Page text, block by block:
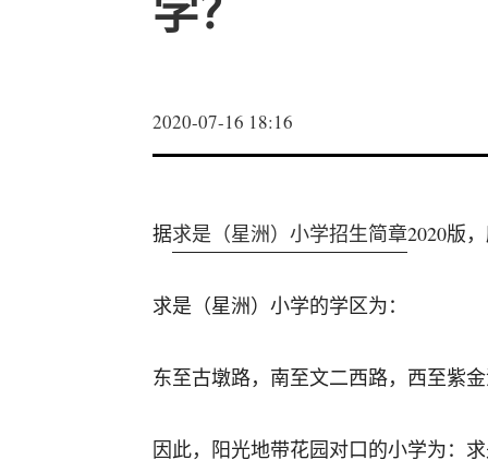
学？
2020-07-16 18:16
据求是（星洲）小学招生简章2020版
求是（星洲）小学的学区为：
东至古墩路，南至文二西路，西至紫
因此，阳光地带花园对口的小学为：